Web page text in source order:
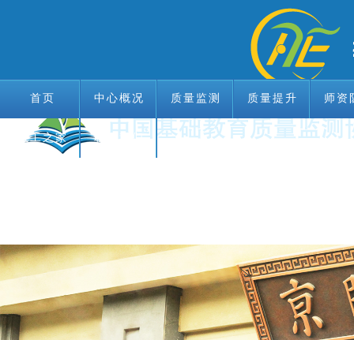
首页 中心概况 质量监测 质量提升
质量提升
师资
师资
教工之家
教工之家
联系我们
联系我们